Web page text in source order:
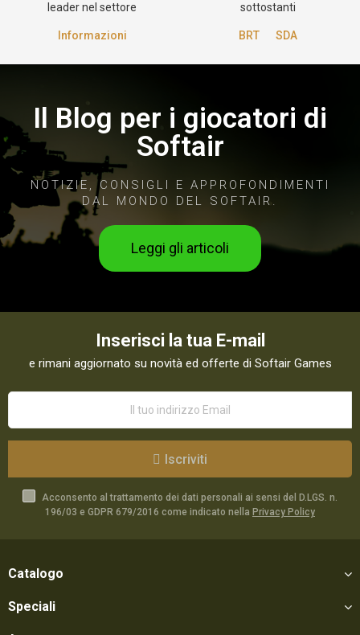
leader nel settore
Informazioni
sottostanti
BRT SDA
Il Blog per i giocatori di
Softair
NOTIZIE, CONSIGLI E APPROFONDIMENTI
DAL MONDO DEL SOFTAIR.
Leggi gli articoli
Inserisci la tua E-mail
e rimani aggiornato su novità ed offerte di Softair Games
Iscriviti
Acconsento al trattamento dei dati personali ai sensi del D.LGS. n.
196/03 e GDPR 679/2016 come indicato nella Privacy Policy
Catalogo
Speciali